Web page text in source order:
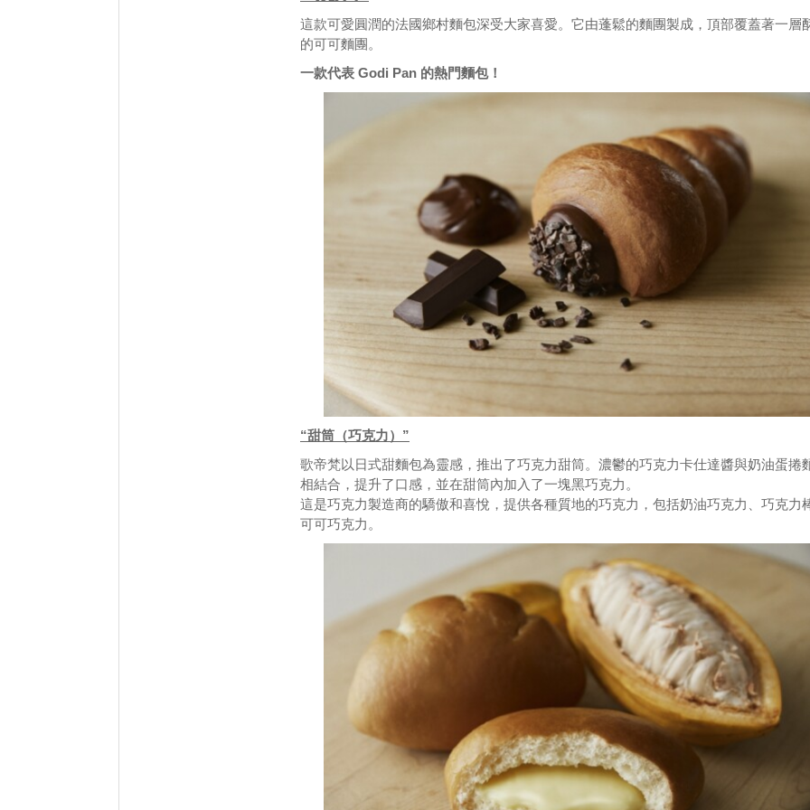
這款可愛圓潤的法國鄉村麵包深受大家喜愛。它由蓬鬆的麵團製成，頂部覆蓋著一層
的可可麵團。
一款代表 Godi Pan 的熱門麵包！
“甜筒（巧克力）”
歌帝梵以日式甜麵包為靈感，推出了巧克力甜筒。濃鬱的巧克力卡仕達醬與奶油蛋捲
相結合，提升了口感，並在甜筒內加入了一塊黑巧克力。
這是巧克力製造商的驕傲和喜悅，提供各種質地的巧克力，包括奶油巧克力、巧克力
可可巧克力。